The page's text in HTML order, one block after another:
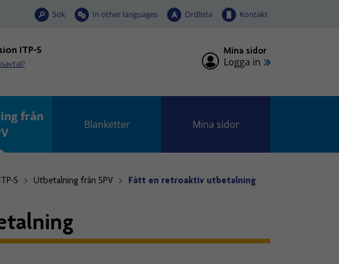
Sök In other languages Ordlista Kontakt
ITP-S Mina sidor
Logga in
från
Blanketter Mina sidor
S Utbetalning från SPV Fått en retroaktiv utbetalning